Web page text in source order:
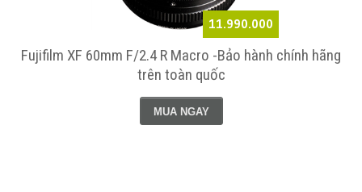
11.990.000
Fujifilm XF 60mm F/2.4 R Macro -Bảo hành chính hãng
trên toàn quốc
MUA NGAY